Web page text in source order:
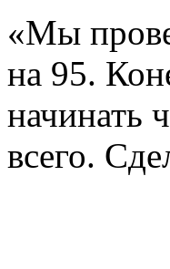
«Мы
на 95.
начинать
всего.